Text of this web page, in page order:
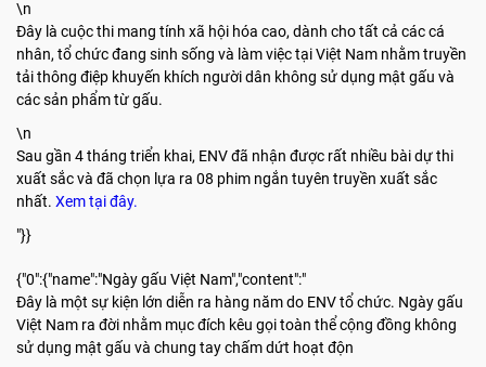
\n
Đây là cuộc thi mang tính xã hội hóa cao, dành cho tất cả các cá
nhân, tổ chức đang sinh sống và làm việc tại Việt Nam nhằm truyền
tải thông điệp khuyến khích người dân không sử dụng mật gấu và
các sản phẩm từ gấu.
\n
Sau gần 4 tháng triển khai, ENV đã nhận được rất nhiều bài dự thi
xuất sắc và đã chọn lựa ra 08 phim ngắn tuyên truyền xuất sắc
nhất. Xem tại đây.
"}}
{"0":{"name":"Ngày gấu Việt Nam","content":"
Đây là một sự kiện lớn diễn ra hàng năm do ENV tổ chức. Ngày gấu
Việt Nam ra đời nhằm mục đích kêu gọi toàn thể cộng đồng không
sử dụng mật gấu và chung tay chấm dứt hoạt độn